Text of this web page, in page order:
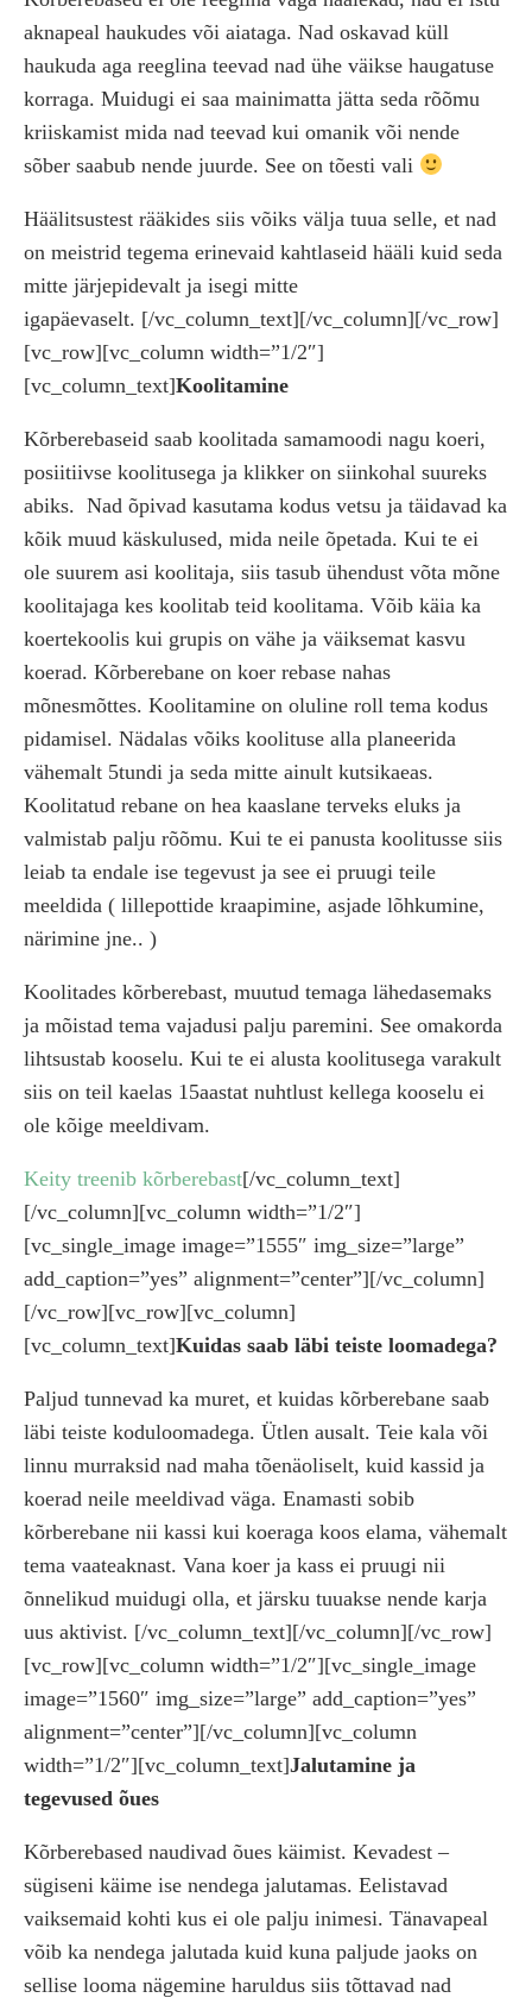
aknapeal haukudes või aiataga. Nad oskavad küll
haukuda aga reeglina teevad nad ühe väikse haugatuse
korraga. Muidugi ei saa mainimatta jätta seda rõõmu
kriiskamist mida nad teevad kui omanik või nende
sõber saabub nende juurde. See on tõesti vali
Häälitsustest rääkides siis võiks välja tuua selle, et nad
on meistrid tegema erinevaid kahtlaseid hääli kuid seda
mitte järjepidevalt ja isegi mitte
igapäevaselt. [/vc_column_text][/vc_column][/vc_row]
[vc_row][vc_column width=”1/2″]
[vc_column_text]Koolitamine
Kõrberebaseid saab koolitada samamoodi nagu koeri,
posiitiivse koolitusega ja klikker on siinkohal suureks
abiks. Nad õpivad kasutama kodus vetsu ja täidavad ka
kõik muud käskulused, mida neile õpetada. Kui te ei
ole suurem asi koolitaja, siis tasub ühendust võta mõne
koolitajaga kes koolitab teid koolitama. Võib käia ka
koertekoolis kui grupis on vähe ja väiksemat kasvu
koerad. Kõrberebane on koer rebase nahas
mõnesmõttes. Koolitamine on oluline roll tema kodus
pidamisel. Nädalas võiks koolituse alla planeerida
vähemalt 5tundi ja seda mitte ainult kutsikaeas.
Koolitatud rebane on hea kaaslane terveks eluks ja
valmistab palju rõõmu. Kui te ei panusta koolitusse siis
leiab ta endale ise tegevust ja see ei pruugi teile
meeldida ( lillepottide kraapimine, asjade lõhkumine,
närimine jne.. )
Koolitades kõrberebast, muutud temaga lähedasemaks
ja mõistad tema vajadusi palju paremini. See omakorda
lihtsustab kooselu. Kui te ei alusta koolitusega varakult
siis on teil kaelas 15aastat nuhtlust kellega kooselu ei
ole kõige meeldivam.
Keity treenib kõrberebast[/vc_column_text]
[/vc_column][vc_column width=”1/2″]
[vc_single_image image=”1555″ img_size=”large”
add_caption=”yes” alignment=”center”][/vc_column]
[/vc_row][vc_row][vc_column]
[vc_column_text]Kuidas saab läbi teiste loomadega?
Paljud tunnevad ka muret, et kuidas kõrberebane saab
läbi teiste koduloomadega. Ütlen ausalt. Teie kala või
linnu murraksid nad maha tõenäoliselt, kuid kassid ja
koerad neile meeldivad väga. Enamasti sobib
kõrberebane nii kassi kui koeraga koos elama, vähemalt
tema vaateaknast. Vana koer ja kass ei pruugi nii
õnnelikud muidugi olla, et järsku tuuakse nende karja
uus aktivist. [/vc_column_text][/vc_column][/vc_row]
[vc_row][vc_column width=”1/2″][vc_single_image
image=”1560″ img_size=”large” add_caption=”yes”
alignment=”center”][/vc_column][vc_column
width=”1/2″][vc_column_text]Jalutamine ja
tegevused õues
Kõrberebased naudivad õues käimist. Kevadest –
sügiseni käime ise nendega jalutamas. Eelistavad
vaiksemaid kohti kus ei ole palju inimesi. Tänavapeal
võib ka nendega jalutada kuid kuna paljude jaoks on
sellise looma nägemine haruldus siis tõttavad nad